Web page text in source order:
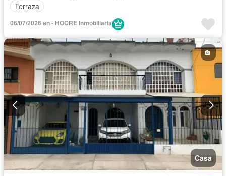
Terraza
06/07/2026 en - HOCRE Inmobiliaria
Casa